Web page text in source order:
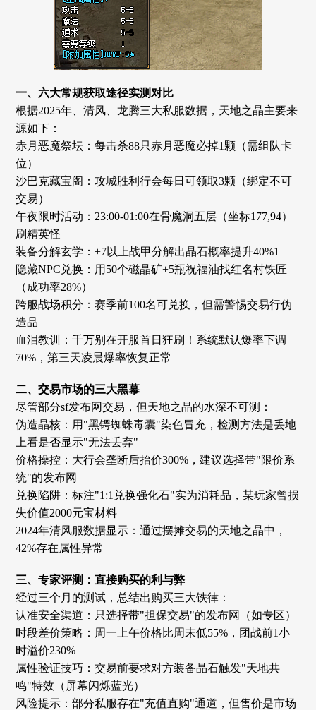
一、六大常规获取途径实测对比
根据2025年、清风、龙腾三大私服数据，天地之晶主要来
源如下：
赤月恶魔祭坛：每击杀88只赤月恶魔必掉1颗（需组队卡
位）
沙巴克藏宝阁：攻城胜利行会每日可领取3颗（绑定不可
交易）
午夜限时活动：23:00-01:00在骨魔洞五层（坐标177,94）
刷精英怪
装备分解玄学：+7以上战甲分解出晶石概率提升40%1
隐藏NPC兑换：用50个磁晶矿+5瓶祝福油找红名村铁匠
（成功率28%）
跨服战场积分：赛季前100名可兑换，但需警惕交易行伪
造品
血泪教训：千万别在开服首日狂刷！系统默认爆率下调
70%，第三天凌晨爆率恢复正常
二、交易市场的三大黑幕
尽管部分sf发布网交易，但天地之晶的水深不可测：
伪造晶核：用"黑锷蜘蛛毒囊"染色冒充，检测方法是丢地
上看是否显示"无法丢弃"
价格操控：大行会垄断后抬价300%，建议选择带"限价系
统"的发布网
兑换陷阱：标注"1:1兑换强化石"实为消耗品，某玩家曾损
失价值2000元宝材料
2024年清风服数据显示：通过摆摊交易的天地之晶中，
42%存在属性异常
三、专家评测：直接购买的利与弊
经过三个月的测试，总结出购买三大铁律：
认准安全渠道：只选择带"担保交易"的发布网（如专区）
时段差价策略：周一上午价格比周末低55%，团战前1小
时溢价230%
属性验证技巧：交易前要求对方装备晶石触发"天地共
鸣"特效（屏幕闪烁蓝光）
风险提示：部分私服存在"充值直购"通道，但售价是市场